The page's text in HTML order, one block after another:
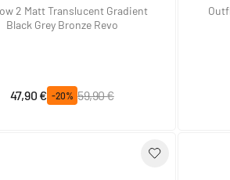
2 Matt Translucent Gradient
Black Grey Bronze Revo
Prix spécial
47,90 € -20%
Prix normal
59,90 €